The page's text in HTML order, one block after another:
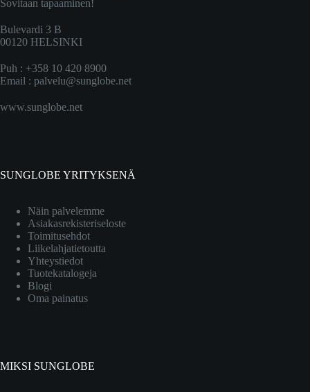
Sovitaan tapaaminen!
Bulevardi 3 B
00120 HELSINKI
Puh : +358 10 420 8900
Email : palvelu@sunglobe.net
www.sunglobe.net
SUNGLOBE YRITYKSENÄ
Näin palvelemme
Asiakasrekisteriseloste
Toimitusehdot
Liikelahjatietoutta
Yhteystiedot
Tuotekatalogeja
Blogi
Oma painatus
MIKSI SUNGLOBE